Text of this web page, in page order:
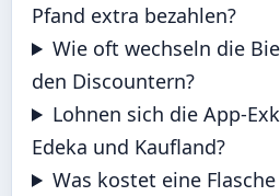
Pfand extra bezahlen?
Wie oft wechseln die
den Discountern?
Lohnen sich die App-
Edeka und Kaufland?
Was kostet eine